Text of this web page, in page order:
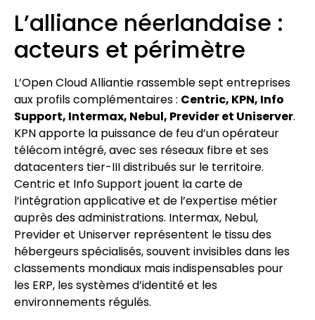
L’alliance néerlandaise :
acteurs et périmètre
L’Open Cloud Alliantie rassemble sept entreprises
aux profils complémentaires : Centric, KPN, Info
Support, Intermax, Nebul, Previder et Uniserver.
KPN apporte la puissance de feu d’un opérateur
télécom intégré, avec ses réseaux fibre et ses
datacenters tier-III distribués sur le territoire.
Centric et Info Support jouent la carte de
l’intégration applicative et de l’expertise métier
auprès des administrations. Intermax, Nebul,
Previder et Uniserver représentent le tissu des
hébergeurs spécialisés, souvent invisibles dans les
classements mondiaux mais indispensables pour
les ERP, les systèmes d’identité et les
environnements régulés.